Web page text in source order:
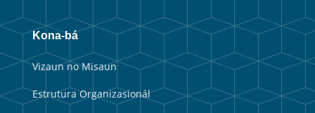
Kona-bá
Vizaun no Misaun
Estrutura Organizasionál